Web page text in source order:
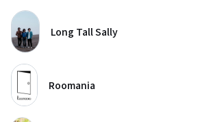
Long Tall Sally
Roomania